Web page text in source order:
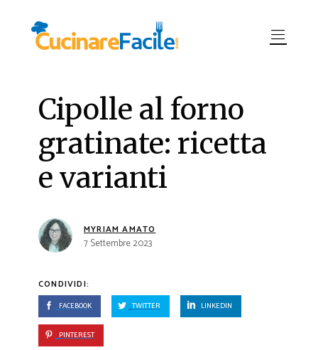
Cipolle al forno
gratinate: ricetta
e varianti
MYRIAM AMATO
7 Settembre 2023
CONDIVIDI:
FACEBOOK TWITTER LINKEDIN
PINTEREST